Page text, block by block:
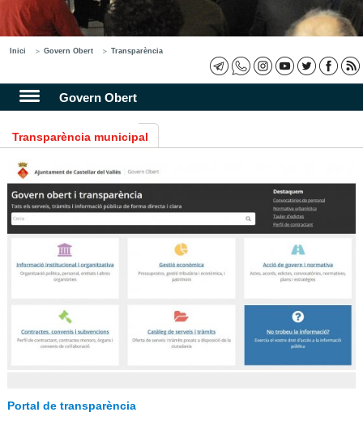
Inici Govern Obert Transparència
Govern Obert
Transparència municipal
Portal de transparència